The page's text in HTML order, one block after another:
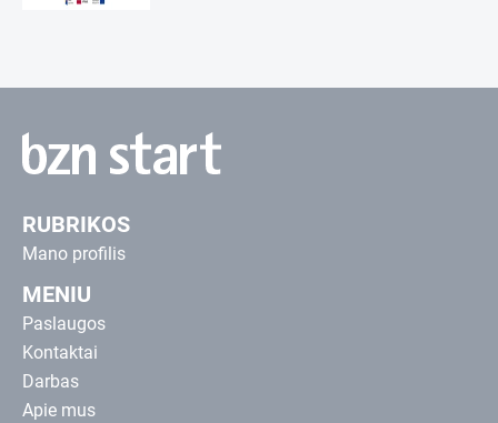
RUBRIKOS
Mano profilis
MENIU
Paslaugos
Kontaktai
Darbas
Apie mus